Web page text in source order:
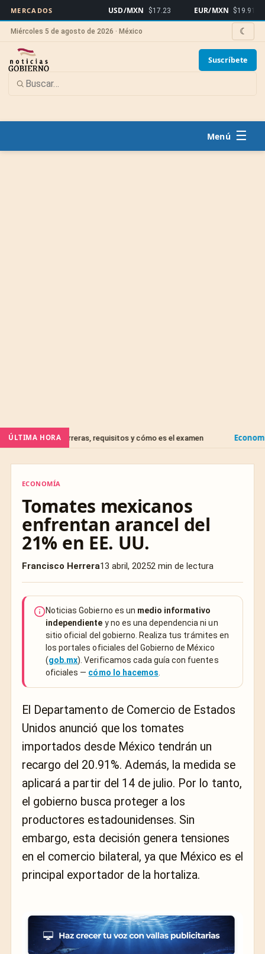
MERCADOS USD/MXN $17.23 EUR/MXN $19.91
Miércoles 5 de agosto de 2026 · México ☾
Suscríbete
☰
ÚLTIMA HORA
carreras, requisitos y cómo es el examen Economía
ECONOMÍA
Tomates mexicanos
enfrentan arancel del
21% en EE. UU.
Francisco Herrera13 abril, 20252 min de lectura
Noticias Gobierno es un medio informativo
independiente y no es una dependencia ni un
sitio oficial del gobierno. Realiza tus trámites en
los portales oficiales del Gobierno de México
(gob.mx). Verificamos cada guía con fuentes
oficiales — cómo lo hacemos
El Departamento de Comercio de Estados
Unidos anunció que los tomates
importados desde México tendrán un
recargo del 20.91%. Además, la medida se
aplicará a partir del 14 de julio. Por lo tanto,
el gobierno busca proteger a los
productores estadounidenses. Sin
embargo, esta decisión genera tensiones
en el comercio bilateral, ya que México es el
principal exportador de la hortaliza.